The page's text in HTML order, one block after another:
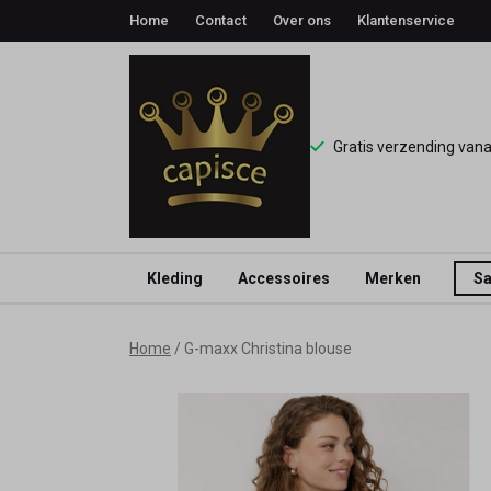
Home Contact Over ons Klantenservice
Gratis verzending
Kleding Accessoires Merken
Home G-maxx Christina blouse